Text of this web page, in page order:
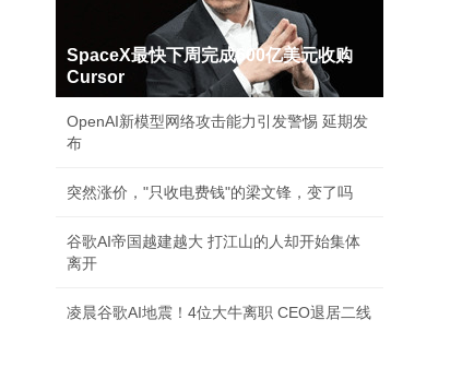
SpaceX最快下周完成600亿美元收购
Cursor
OpenAI新模型网络攻击能力引发警惕 延期发
布
突然涨价，"只收电费钱"的梁文锋，变了吗
谷歌AI帝国越建越大 打江山的人却开始集体
离开
凌晨谷歌AI地震！4位大牛离职 CEO退居二线